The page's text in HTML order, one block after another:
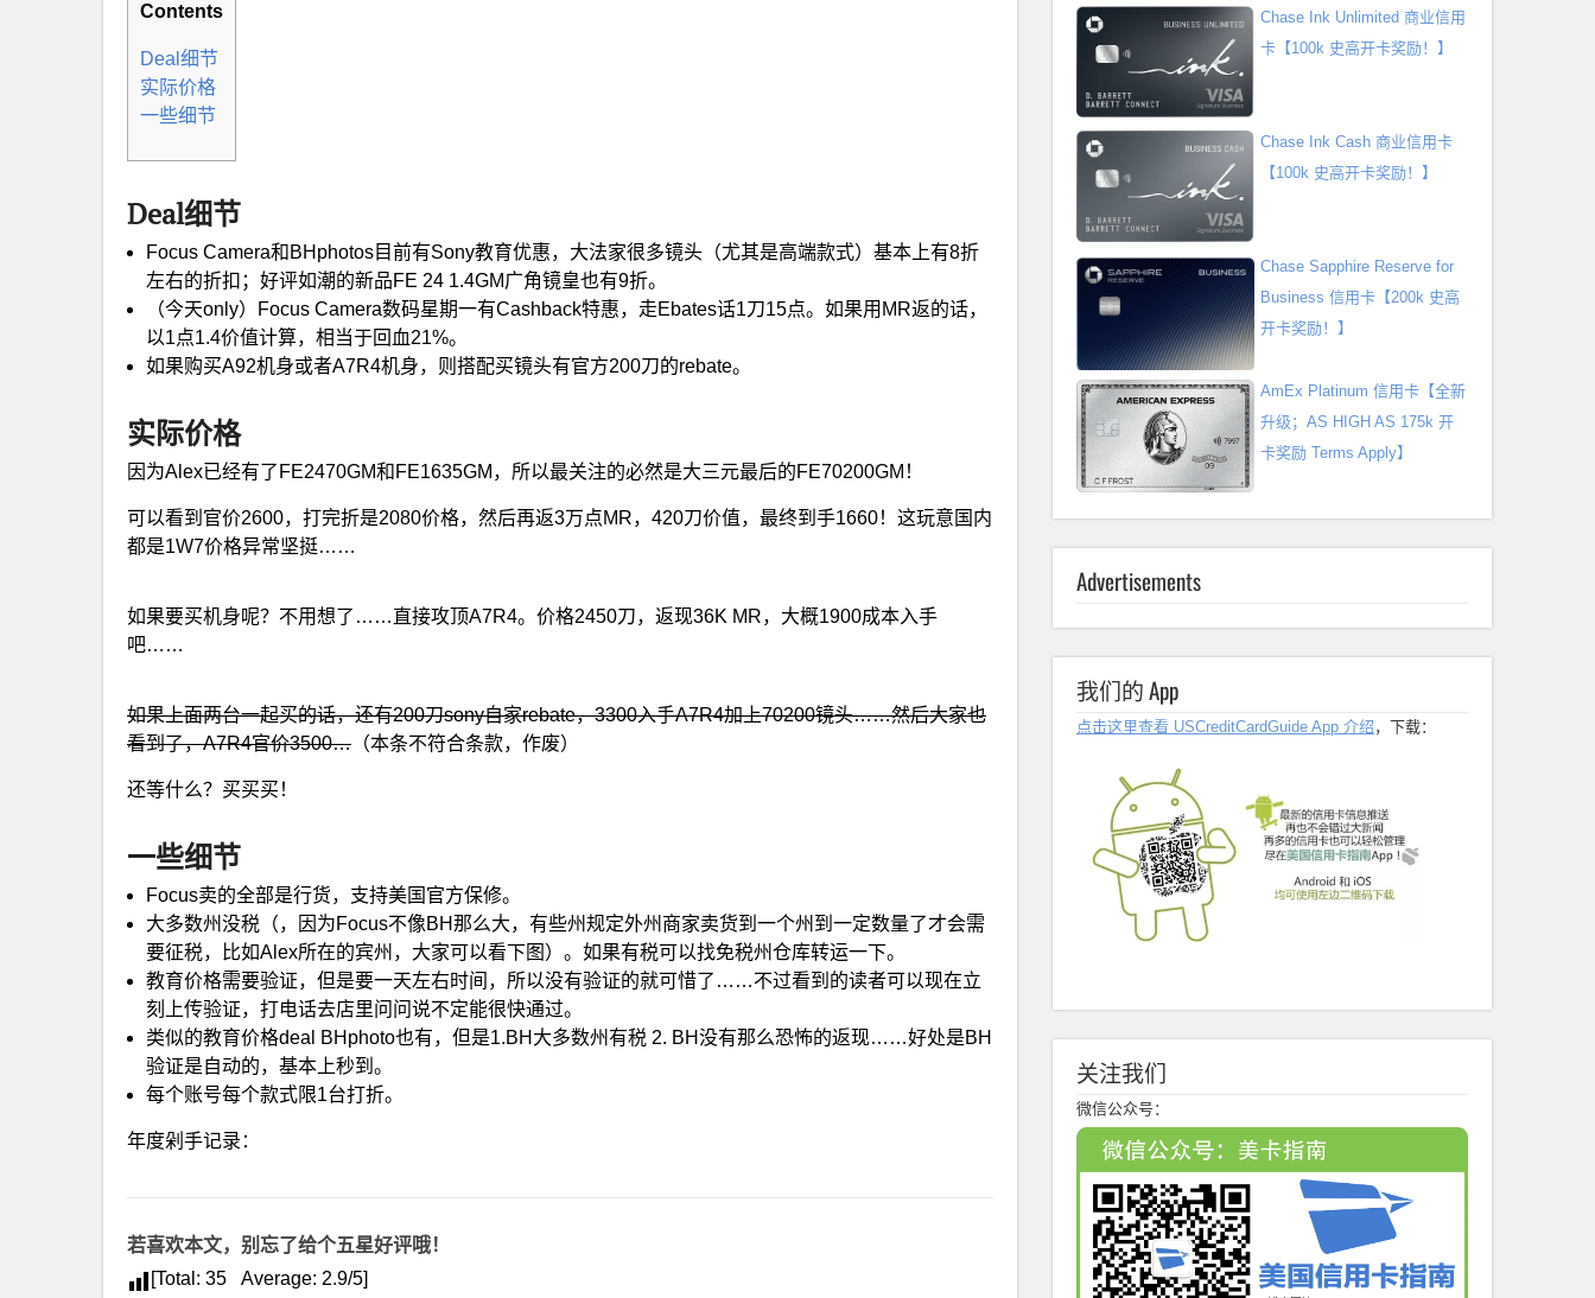
Contents
Deal细节
实际价格
一些细节
Deal细节
Focus Camera和BHphotos目前有Sony教育优惠，大法家很多镜头（尤其是高端款式）基本上有8折
左右的折扣；好评如潮的新品FE 24 1.4GM广角镜皇也有9折。
（今天only）Focus Camera数码星期一有Cashback特惠，走Ebates话1刀15点。如果用MR返的话，
以1点1.4价值计算，相当于回血21%。
如果购买A92机身或者A7R4机身，则搭配买镜头有官方200刀的rebate。
实际价格
因为Alex已经有了FE2470GM和FE1635GM，所以最关注的必然是大三元最后的FE70200GM！
可以看到官价2600，打完折是2080价格，然后再返3万点MR，420刀价值，最终到手1660！这玩意国内
都是1W7价格异常坚挺……
如果要买机身呢？不用想了……直接攻顶A7R4。价格2450刀，返现36K MR，大概1900成本入手
吧……
如果上面两台一起买的话，还有200刀sony自家rebate，3300入手A7R4加上70200镜头……然后大家也
看到了，A7R4官价3500… （本条不符合条款，作废）
还等什么？买买买！
一些细节
Focus卖的全部是行货，支持美国官方保修。
大多数州没税（，因为Focus不像BH那么大，有些州规定外州商家卖货到一个州到一定数量了才会需
要征税，比如Alex所在的宾州，大家可以看下图）。如果有税可以找免税州仓库转运一下。
教育价格需要验证，但是要一天左右时间，所以没有验证的就可惜了……不过看到的读者可以现在立
刻上传验证，打电话去店里问问说不定能很快通过。
类似的教育价格deal BHphoto也有，但是1.BH大多数州有税 2. BH没有那么恐怖的返现……好处是BH
验证是自动的，基本上秒到。
每个账号每个款式限1台打折。
年度剁手记录：
若喜欢本文，别忘了给个五星好评哦！
[Total: 35 Average: 2.9/5]
Chase Ink Unlimited 商业信用
卡【100k 史高开卡奖励！】
Chase Ink Cash 商业信用卡
【100k 史高开卡奖励！】
Chase Sapphire Reserve for
Business 信用卡【200k 史高
开卡奖励！】
AmEx Platinum 信用卡【全新
升级；AS HIGH AS 175k 开
卡奖励 Terms Apply】
Advertisements
我们的 App
点击这里查看 USCreditCardGuide App 介绍 ，下载：
关注我们
微信公众号：